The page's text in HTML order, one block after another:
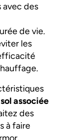
avec des
de vie.
les
associée
des
à faire